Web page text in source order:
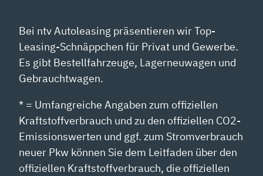
Bei ntv Autoleasing präsentieren wir Top-
Leasing-Schnäppchen für Privat und Gewerbe.
Es gibt Bestellfahrzeuge, Lagerneuwagen und
Gebrauchtwagen.
* = Umfangreiche Angaben zum offiziellen
Kraftstoffverbrauch und zu den offiziellen CO2-
Emissionswerten und ggf. zum Stromverbrauch
neuer Pkw können Sie dem Leitfaden über den
offiziellen Kraftstoffverbrauch, die offiziellen